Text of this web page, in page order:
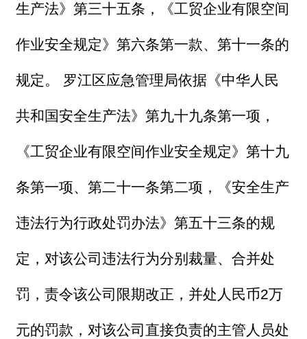
生产法》第三十五条，《工贸企业有限空间
作业安全规定》第六条第一款、第十一条的
规定。 罗江区应急管理局依据《中华人民
共和国安全生产法》第九十九条第一项，
《工贸企业有限空间作业安全规定》第十九
条第一项、第二十一条第二项，《安全生产
违法行为行政处罚办法》第五十三条的规
定，对该公司违法行为分别裁量、合并处
罚，责令该公司限期改正，并处人民币2万
元的罚款，对该公司直接负责的主管人员处